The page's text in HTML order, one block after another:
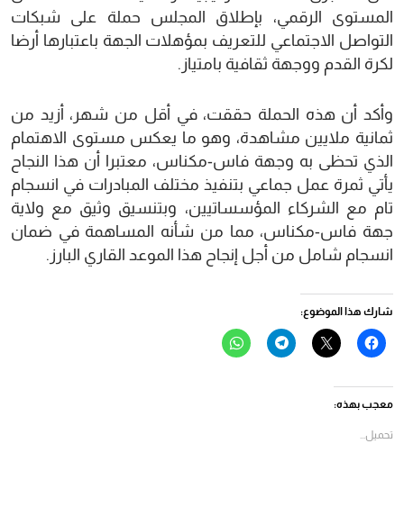
المستوى الرقمي، بإطلاق المجلس حملة على شبكات
التواصل الاجتماعي للتعريف بمؤهلات الجهة باعتبارها أرضا
لكرة القدم ووجهة ثقافية بامتياز.
وأكد أن هذه الحملة حققت، في أقل من شهر، أزيد من
ثمانية ملايين مشاهدة، وهو ما يعكس مستوى الاهتمام
الذي تحظى به وجهة فاس-مكناس، معتبرا أن هذا النجاح
يأتي ثمرة عمل جماعي بتنفيذ مختلف المبادرات في انسجام
تام مع الشركاء المؤسساتيين، وبتنسيق وثيق مع ولاية
جهة فاس-مكناس، مما من شأنه المساهمة في ضمان
انسجام شامل من أجل إنجاح هذا الموعد القاري البارز.
شارك هذا الموضوع:
انقر
للمشاركة
(فتح
في
نافذة
النقر
للمشاركة
انقر
للمشاركة
انقر
للمشاركة
معجب بهذه:
تحميل...